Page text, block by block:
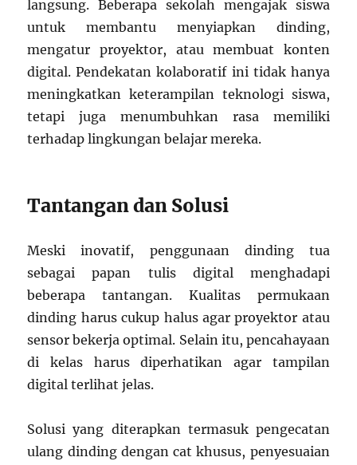
langsung. Beberapa sekolah mengajak siswa
untuk membantu menyiapkan dinding,
mengatur proyektor, atau membuat konten
digital. Pendekatan kolaboratif ini tidak hanya
meningkatkan keterampilan teknologi siswa,
tetapi juga menumbuhkan rasa memiliki
terhadap lingkungan belajar mereka.
Tantangan dan Solusi
Meski inovatif, penggunaan dinding tua
sebagai papan tulis digital menghadapi
beberapa tantangan. Kualitas permukaan
dinding harus cukup halus agar proyektor atau
sensor bekerja optimal. Selain itu, pencahayaan
di kelas harus diperhatikan agar tampilan
digital terlihat jelas.
Solusi yang diterapkan termasuk pengecatan
ulang dinding dengan cat khusus, penyesuaian